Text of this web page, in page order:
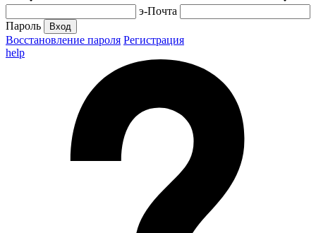
э-Почта
Пароль
Вход
Восстановление пароля Регистрация
help